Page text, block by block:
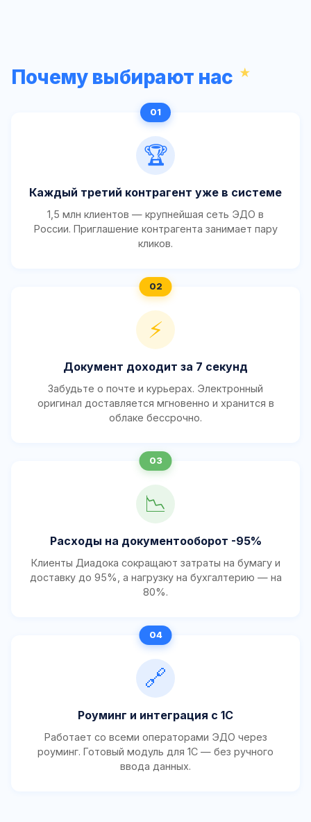
Почему выбирают нас
🏆
Каждый третий контрагент уже в системе
1,5 млн клиентов — крупнейшая сеть ЭДО в
России. Приглашение контрагента занимает пару
кликов.
⚡
Документ доходит за 7 секунд
Забудьте о почте и курьерах. Электронный
оригинал доставляется мгновенно и хранится в
облаке бессрочно.
📉
Расходы на документооборот -95%
Клиенты Диадока сокращают затраты на бумагу и
доставку до 95%, а нагрузку на бухгалтерию — на
80%.
🔗
Роуминг и интеграция с 1С
Работает со всеми операторами ЭДО через
роуминг. Готовый модуль для 1С — без ручного
ввода данных.